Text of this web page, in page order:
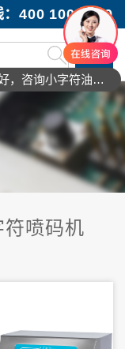
：400 100 1089
符喷码机
好，咨询激光打码机